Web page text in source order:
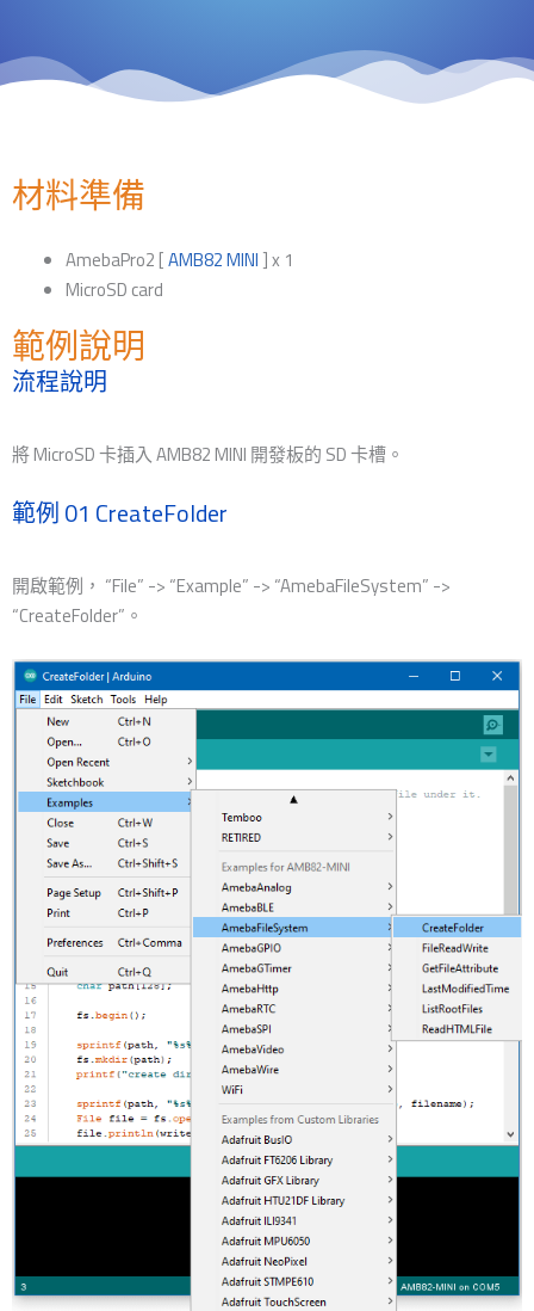
材料準備
AmebaPro2 [AMB82 MINI ] x 1
MicroSD card
範例說明
流程說明
將 MicroSD 卡插入 AMB82 MINI 開發板的 SD 卡槽。
範例 01 CreateFolder
開啟範例， “File” -> “Example” -> “AmebaFileSystem” ->
“CreateFolder”。